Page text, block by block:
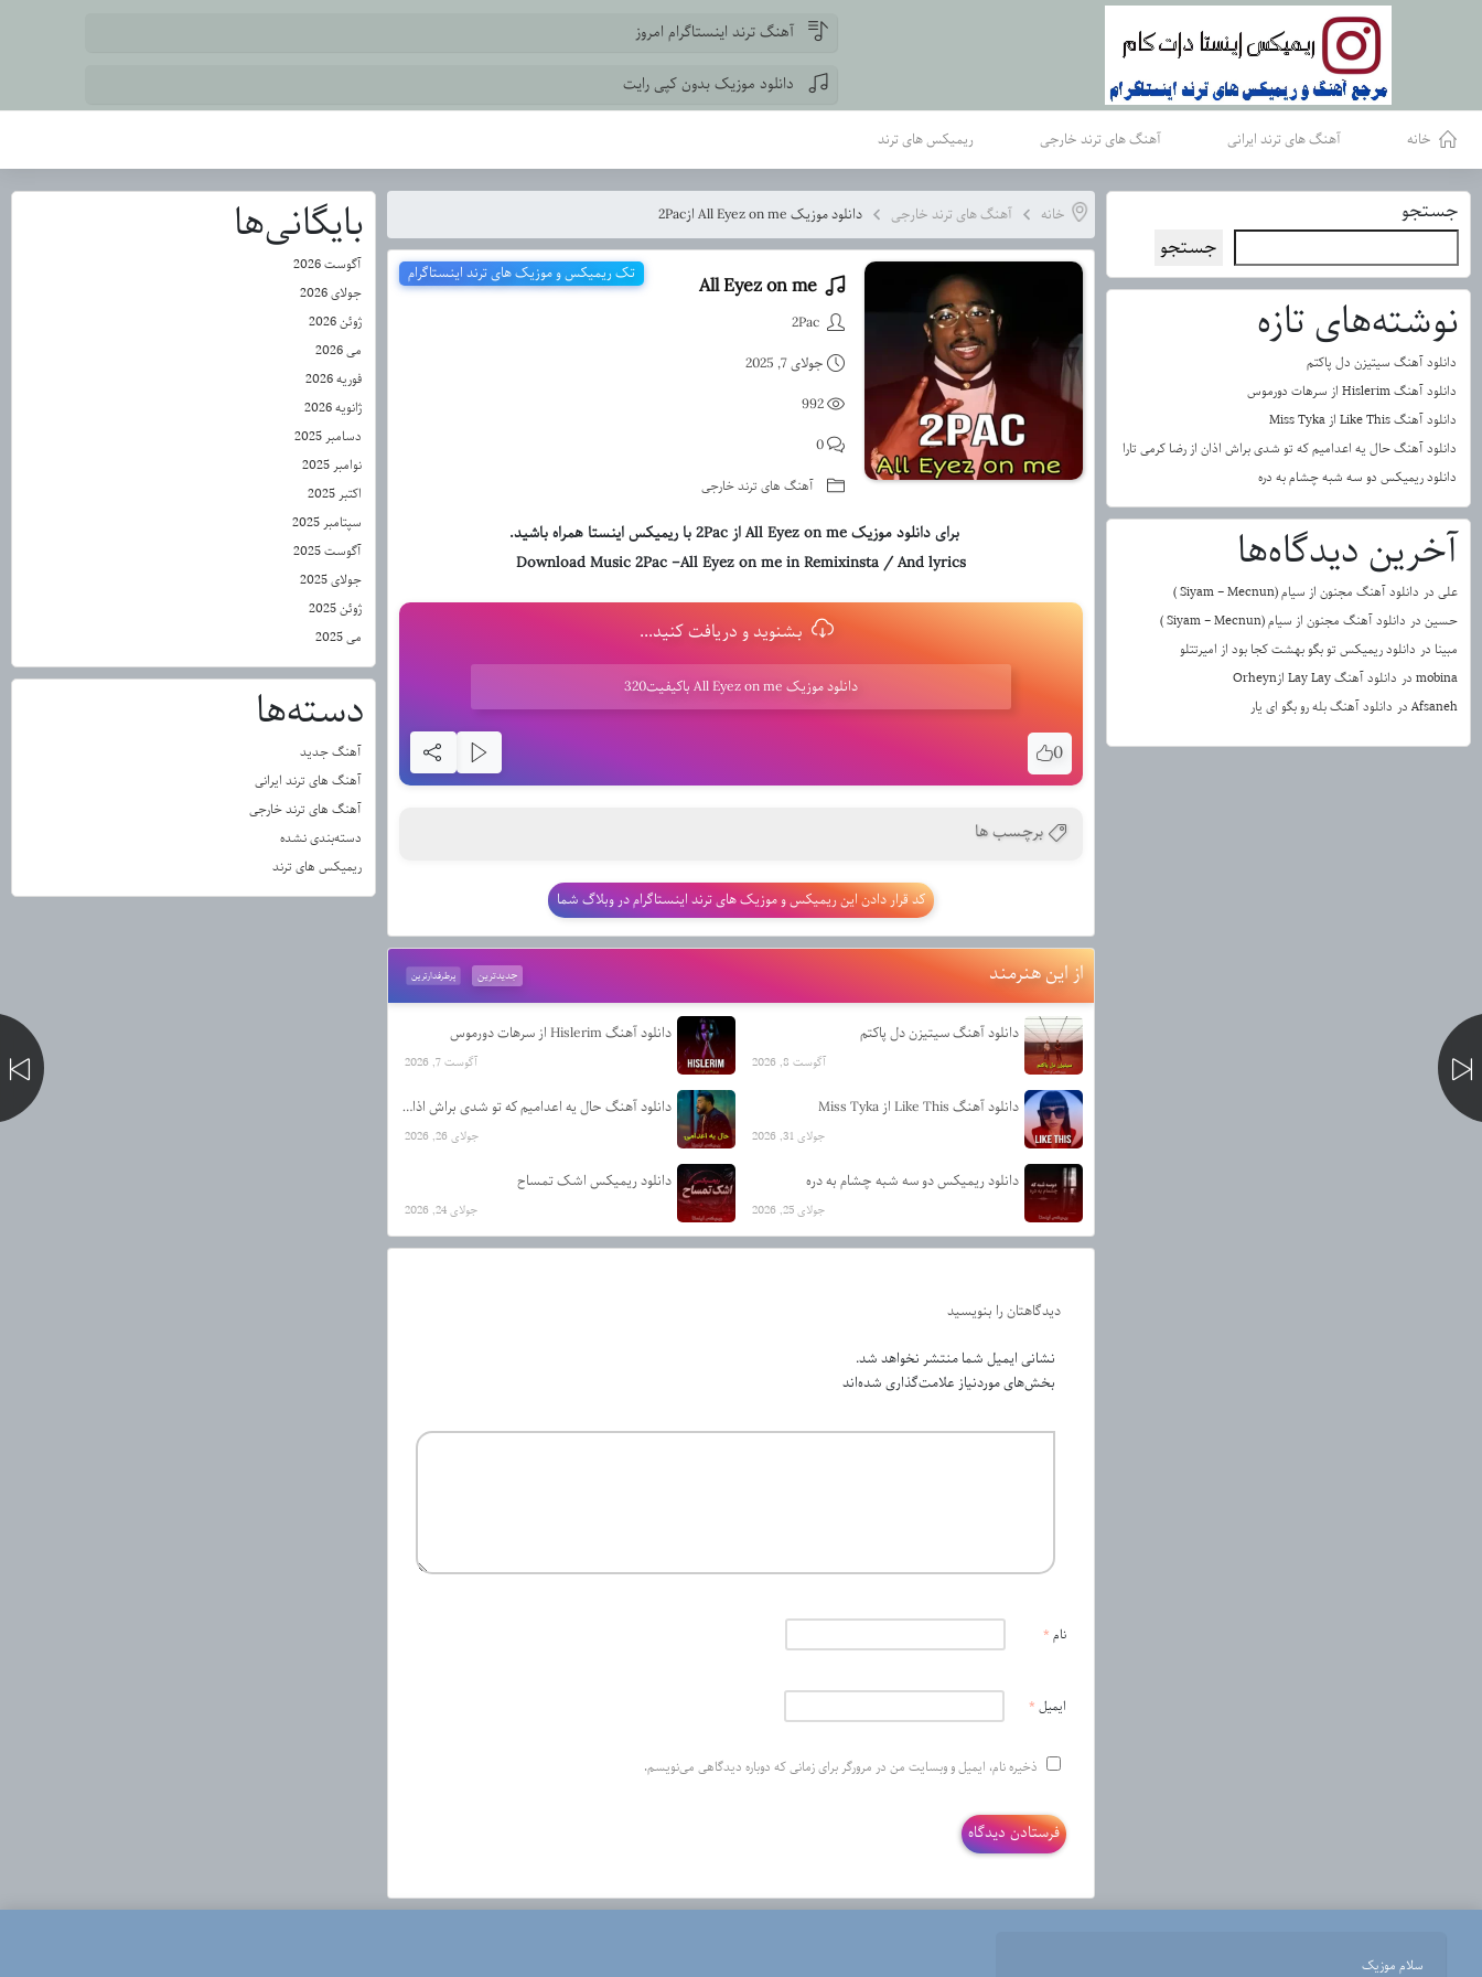
آهنگ ترند اینستاگرام امروز
دانلود موزیک بدون کپی رایت
خانه آهنگ های ترند ایرانی آهنگ های ترند خارجی ریمیکس های ترند
جستجو
جستجو
نوشته‌های تازه
دانلود آهنگ سیتیزن دل پاکتم
دانلود آهنگ Hislerim از سرهات دورموس
دانلود آهنگ Like This از Miss Tyka
دانلود آهنگ حال یه اعدامیم که تو شدی براش اذان از رضا کرمی تارا
دانلود ریمیکس دو سه شبه چشام به دره
آخرین دیدگاه‌ها
علی در دانلود آهنگ مجنون از سیام (Siyam – Mecnun )
حسین در دانلود آهنگ مجنون از سیام (Siyam – Mecnun )
مبینا در دانلود ریمیکس تو بگو بهشت کجا بود از امیرتتلو
mobina در دانلود آهنگ Lay Lay ازOrheyn
Afsaneh در دانلود آهنگ بله رو بگو ای یار
خانه آهنگ های ترند خارجی دانلود موزیک All Eyez on me از2Pac
دانلود موزیک All Eyez on me از2Pac
All Eyez on me
2Pac
جولای 7, 2025
992
0
آهنگ های ترند خارجی
تک ریمیکس و موزیک های ترند اینستاگرام
برای دانلود موزیک All Eyez on me از 2Pac با ریمیکس اینستا همراه باشید.
Download Music 2Pac –All Eyez on me in Remixinsta / And lyrics
بشنوید و دریافت کنید...
دانلود موزیک All Eyez on me باکیفیت320
0
برچسب ها
کد قرار دادن این ریمیکس و موزیک های ترند اینستاگرام در وبلاگ شما
از این هنرمند پرطرفدارترین جدیدترین
دانلود آهنگ سیتیزن دل پاکتم
آگوست 8, 2026
دانلود آهنگ Hislerim از سرهات دورموس
آگوست 7, 2026
دانلود آهنگ Like This از Miss Tyka
جولای 31, 2026
دانلود آهنگ حال یه اعدامیم که تو شدی براش اذان از رضا کرمی تارا
جولای 26, 2026
دانلود ریمیکس دو سه شبه چشام به دره
جولای 25, 2026
دانلود ریمیکس اشک تمساح
جولای 24, 2026
دیدگاهتان را بنویسید
نشانی ایمیل شما منتشر نخواهد شد.
بخش‌های موردنیاز علامت‌گذاری شده‌اند
نام *
ایمیل *
ذخیره نام، ایمیل و وبسایت من در مرورگر برای زمانی که دوباره دیدگاهی می‌نویسم.
بایگانی‌ها
آگوست 2026
جولای 2026
ژوئن 2026
می 2026
فوریه 2026
ژانویه 2026
دسامبر 2025
نوامبر 2025
اکتبر 2025
سپتامبر 2025
آگوست 2025
جولای 2025
ژوئن 2025
می 2025
دسته‌ها
آهنگ جدید
آهنگ های ترند ایرانی
آهنگ های ترند خارجی
دسته‌بندی نشده
ریمیکس های ترند
سلام موزیک